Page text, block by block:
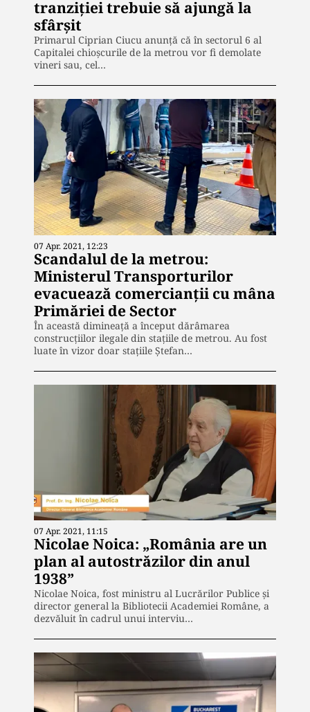
tranziției trebuie să ajungă la
sfârșit
Primarul Ciprian Ciucu anunță că în sectorul 6 al
Capitalei chioșcurile de la metrou vor fi demolate
vineri sau, cel…
07 Apr. 2021, 12:23
Scandalul de la metrou:
Ministerul Transporturilor
evacuează comercianții cu mâna
Primăriei de Sector
În această dimineață a început dărâmarea
construcțiilor ilegale din stațiile de metrou. Au fost
luate în vizor doar stațiile Ștefan…
07 Apr. 2021, 11:15
Nicolae Noica: „România are un
plan al autostrăzilor din anul
1938”
Nicolae Noica, fost ministru al Lucrărilor Publice și
director general la Bibliotecii Academiei Române, a
dezvăluit în cadrul unui interviu…